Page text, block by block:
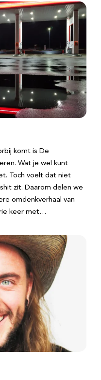
komt is De
Wat je wel kunt
Toch voelt dat niet
zit. Daarom delen we
omdenkverhaal van
keer met…